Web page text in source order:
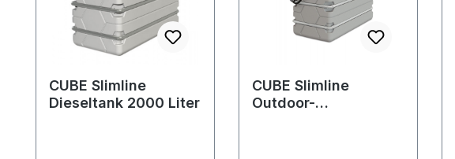
CUBE Slimline
Dieseltank 2000 Liter
CUBE Slimline
Outdoor-